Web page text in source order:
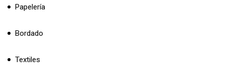
Papelería
Bordado
Textiles